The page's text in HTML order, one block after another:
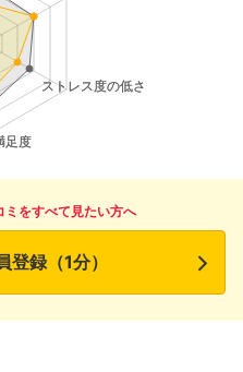
ミをすべて見たい方へ
登録（1分）